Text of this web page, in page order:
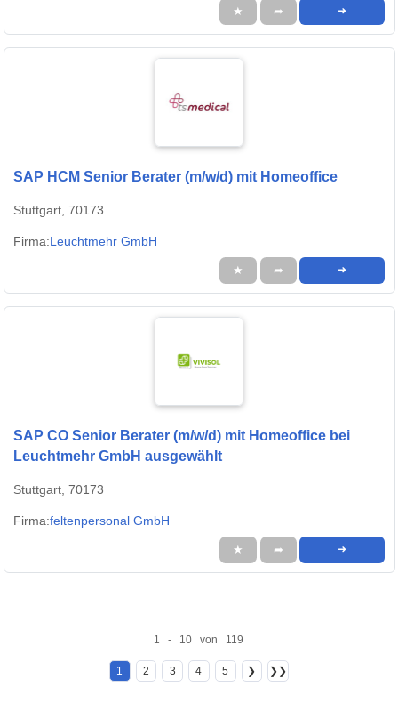
★ ➦ ➜
SAP HCM Senior Berater (m/w/d) mit Homeoffice
Stuttgart, 70173
Firma:Leuchtmehr GmbH
★ ➦ ➜
SAP CO Senior Berater (m/w/d) mit Homeoffice bei
Leuchtmehr GmbH ausgewählt
Stuttgart, 70173
Firma:feltenpersonal GmbH
★ ➦ ➜
1 - 10 von 119
1 2 3 4 5 ❯ ❯❯